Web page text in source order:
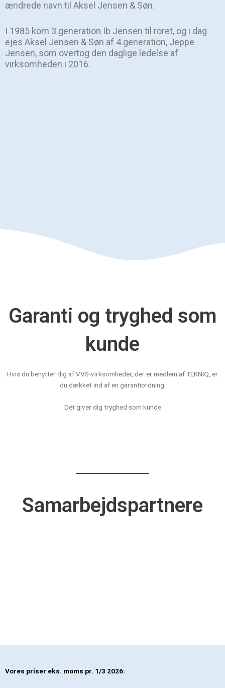
ændrede navn til Aksel Jensen & Søn.
I 1985 kom 3.generation Ib Jensen til roret, og i dag
ejes Aksel Jensen & Søn af 4.generation, Jeppe
Jensen, som overtog den daglige ledelse af
virksomheden i 2016.
Garanti og tryghed som
kunde
Hvis du benytter dig af VVS-virksomheder, der er medlem af TEKNIQ, er
du dækket ind af en garantiordning.
Dét giver dig tryghed som kunde
Samarbejdspartnere
Vores priser eks. moms pr. 1/3 2026: